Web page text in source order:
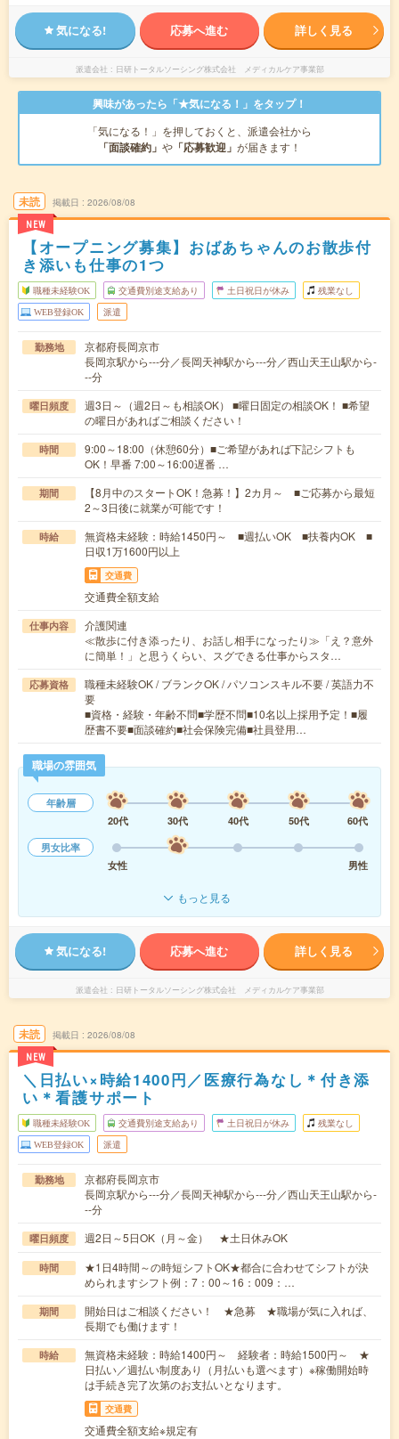
気になる! 応募へ進む 詳しく見る
派遣会社 日研トータルソーシング株式会社 メディカルケア事業部
興味があったら「★気になる！」をタップ！
「気になる！」を押しておくと、派遣会社から
「面談確約」 や 「応募歓迎」 が届きます！
未読
NEW
掲載日 2026/08/08
【オープニング募集】おばあちゃんのお散歩付
き添いも仕事の1つ
職種未経験OK 交通費別途支給あり 土日祝日が休み 残業なし
WEB登録OK 派遣
勤務地
京都府長岡京市
長岡京駅から---分／長岡天神駅から---分／西山天王山駅から-
--分
曜日頻度
週3日～（週2日～も相談OK） ■曜日固定の相談OK！ ■希望
の曜日があればご相談ください！
時間
9:00～18:00（休憩60分）■ご希望があれば下記シフトも
OK！早番 7:00～16:00遅番 …
期間
【8月中のスタートOK！急募！】2カ月～ ■ご応募から最短
2～3日後に就業が可能です！
時給
無資格未経験：時給1450円～ ■週払いOK ■扶養内OK ■
日収1万1600円以上
交通費
交通費全額支給
仕事内容
介護関連
≪散歩に付き添ったり、お話し相手になったり≫「え？意外
に簡単！」と思うくらい、スグできる仕事からスタ…
応募資格
職種未経験OK / ブランクOK / パソコンスキル不要 / 英語力不
要
■資格・経験・年齢不問■学歴不問■10名以上採用予定！■履
歴書不要■面談確約■社会保険完備■社員登用…
職場の雰囲気
年齢層
20代
30代 40代 50代
60代
男女比率
女性
男性
もっと見る
気になる! 応募へ進む 詳しく見る
派遣会社 日研トータルソーシング株式会社 メディカルケア事業部
未読
NEW
掲載日 2026/08/08
＼日払い×時給1400円／医療行為なし＊付き添
い＊看護サポート
職種未経験OK 交通費別途支給あり 土日祝日が休み 残業なし
WEB登録OK 派遣
勤務地
京都府長岡京市
長岡京駅から---分／長岡天神駅から---分／西山天王山駅から-
--分
曜日頻度 週2日～5日OK（月～金） ★土日休みOK
時間
★1日4時間～の時短シフトOK★都合に合わせてシフトが決
められますシフト例：7：00～16：009：…
期間
開始日はご相談ください！ ★急募 ★職場が気に入れば、
長期でも働けます！
時給
無資格未経験：時給1400円～ 経験者：時給1500円～ ★
日払い／週払い制度あり（月払いも選べます）※稼働開始時
は手続き完了次第のお支払いとなります。
交通費
交通費全額支給※規定有